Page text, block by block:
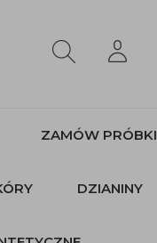
ZAMÓW PRÓBKI
DZIANINY